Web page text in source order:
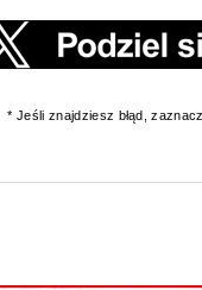
* Jeśli znajdziesz błąd,